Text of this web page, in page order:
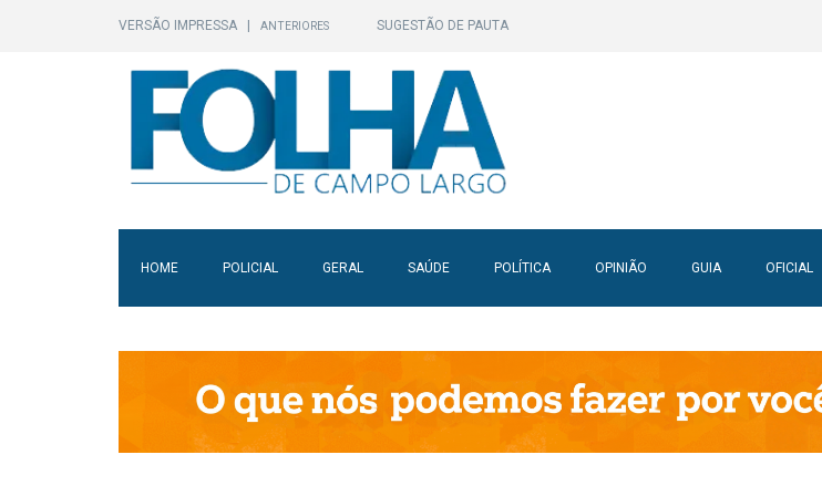
VERSÃO IMPRESSA ANTERIORES SUGESTÃO DE PAUTA
HOME POLICIAL GERAL SAÚDE POLÍTICA OPINIÃO GUIA OFICIAL